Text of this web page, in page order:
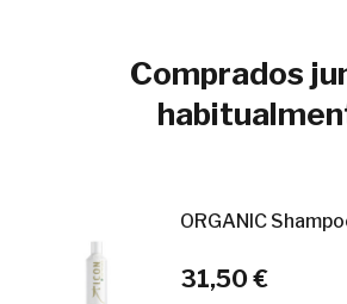
Comprados
ORGANIC
31,50 €